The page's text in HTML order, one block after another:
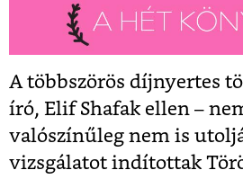
A többszörös díjnyertes
író, Elif Shafak ellen –
valószínűleg nem is
vizsgálatot indítottak